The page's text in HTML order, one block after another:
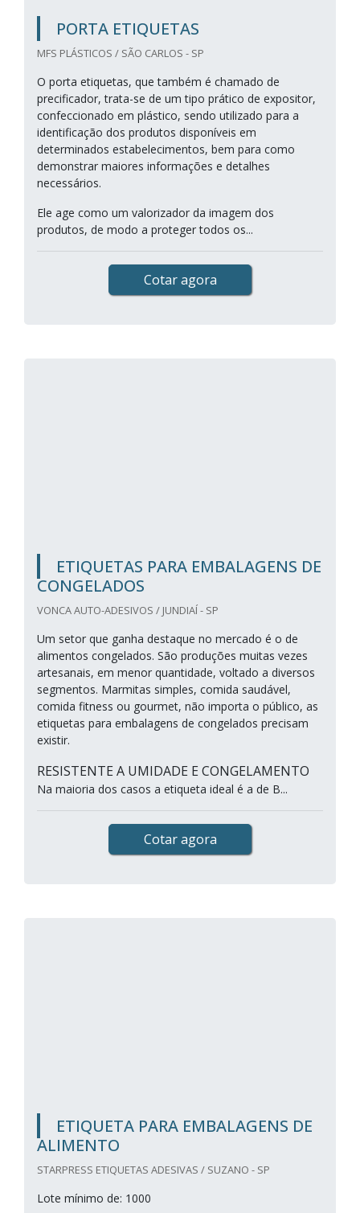
PORTA ETIQUETAS
MFS PLÁSTICOS / SÃO CARLOS - SP
O porta etiquetas, que também é chamado de
precificador, trata-se de um tipo prático de expositor,
confeccionado em plástico, sendo utilizado para a
identificação dos produtos disponíveis em
determinados estabelecimentos, bem para como
demonstrar maiores informações e detalhes
necessários.
Ele age como um valorizador da imagem dos
produtos, de modo a proteger todos os...
Cotar agora
ETIQUETAS PARA EMBALAGENS DE
CONGELADOS
VONCA AUTO-ADESIVOS / JUNDIAÍ - SP
Um setor que ganha destaque no mercado é o de
alimentos congelados. São produções muitas vezes
artesanais, em menor quantidade, voltado a diversos
segmentos. Marmitas simples, comida saudável,
comida fitness ou gourmet, não importa o público, as
etiquetas para embalagens de congelados precisam
existir.
RESISTENTE A UMIDADE E CONGELAMENTO
Na maioria dos casos a etiqueta ideal é a de B...
Cotar agora
ETIQUETA PARA EMBALAGENS DE
ALIMENTO
STARPRESS ETIQUETAS ADESIVAS / SUZANO - SP
Lote mínimo de: 1000